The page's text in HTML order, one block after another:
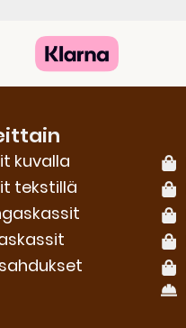
kuvalla
tekstillä